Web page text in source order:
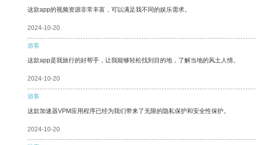
这款app的视频资源非常丰富，可以满足我不同的娱乐需求。
2024-10-20
游客
这款app是我旅行的好帮手，让我能够轻松找到目的地，了解当地的风土人情。
2024-10-20
游客
这款加速器VPM应用程序已经为我们带来了无限的隐私保护和安全性保护。
2024-10-20